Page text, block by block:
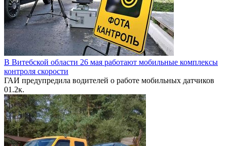
В Витебской области 26 мая работают мобильные комплексы
контроля скорости
ГАИ предупредила водителей о работе мобильных датчиков
01.2к.